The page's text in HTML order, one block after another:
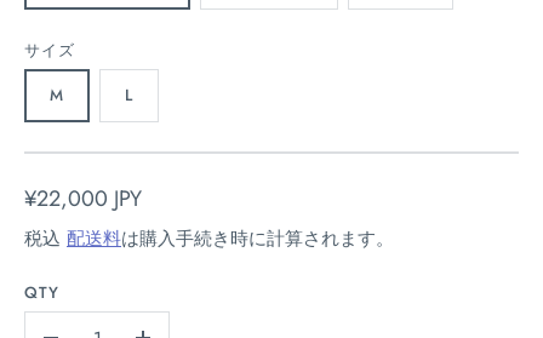
サイズ
M
L
¥22,000 JPY
税込 配送料は購入手続き時に計算されます。
QTY